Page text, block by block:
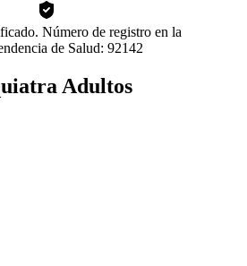
Número de registro en la
de Salud: 92142
Adultos